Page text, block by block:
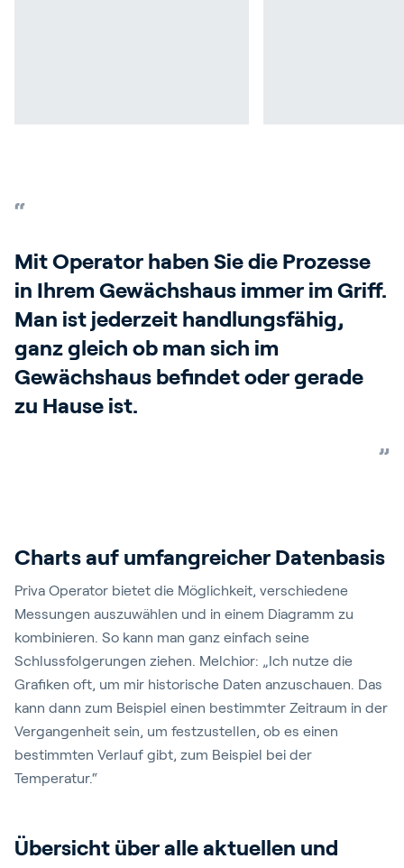
Mit Operator haben Sie die Prozesse
in Ihrem Gewächshaus immer im Griff.
Man ist jederzeit handlungsfähig,
ganz gleich ob man sich im
Gewächshaus befindet oder gerade
zu Hause ist.
Charts auf umfangreicher Datenbasis
Priva Operator bietet die Möglichkeit, verschiedene
Messungen auszuwählen und in einem Diagramm zu
kombinieren. So kann man ganz einfach seine
Schlussfolgerungen ziehen. Melchior: „Ich nutze die
Grafiken oft, um mir historische Daten anzuschauen. Das
kann dann zum Beispiel einen bestimmter Zeitraum in der
Vergangenheit sein, um festzustellen, ob es einen
bestimmten Verlauf gibt, zum Beispiel bei der
Temperatur.“
Übersicht über alle aktuellen und